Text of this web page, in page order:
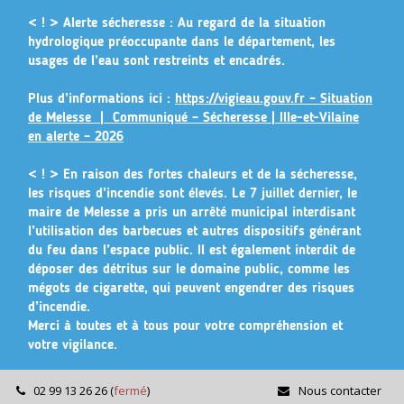
< ! > Alerte sécheresse : Au regard de la situation
hydrologique préoccupante dans le département, les
usages de l’eau sont restreints et encadrés.
Plus d’informations ici : https://vigieau.gouv.fr – Situation
de Melesse | Communiqué – Sécheresse | Ille-et-Vilaine
en alerte – 2026
< ! > En raison des fortes chaleurs et de la sécheresse,
les risques d’incendie sont élevés. Le 7 juillet dernier, le
maire de Melesse a pris un arrêté municipal interdisant
l’utilisation des barbecues et autres dispositifs générant
du feu dans l’espace public. Il est également interdit de
déposer des détritus sur le domaine public, comme les
mégots de cigarette, qui peuvent engendrer des risques
d’incendie.
Merci à toutes et à tous pour votre compréhension et
votre vigilance.
02 99 13 26 26(fermé) Nous contacter